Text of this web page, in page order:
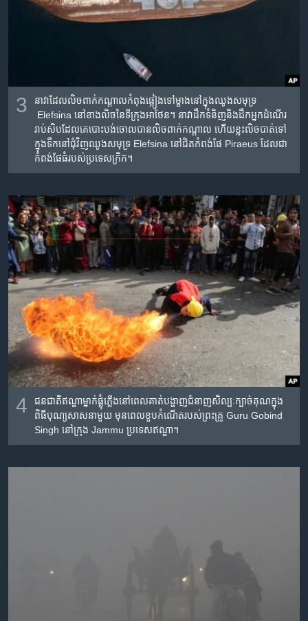
3
នាវា​ដែល​លិច​ពាក់​កណ្ដាល​កំពុង​ផ្អៀង​ទៅម្ខាង​នៅ​ក្នុង​ឈូង​សមុទ្រ​
Elefsina នៅខាង​លិច​នៃ​ទីក្រុង​អាថែន។ នាវា​ដឹក​ទំនិញ​និង​​ដឹក​អ្នក​ដំណើរ​
រាប់​សិប​​ដែល​គេ​បោះ​បង់​ចោល​បាន​លិច​ពាក់​កណ្ដាល​ ហើយ​ខ្លះ​លិច​បាត់​ទៅ​
ក្នុង​ទឹក​នៅ​ជុំ​វិញ​ឈូង​សមុទ្រ Elefsina នៅ​ជិត​កំពង់​ផែ​ Piraeus ដែល​ជា​
កំពង់​ផែ​ធំ​របស់​ប្រទេស​ក្រិក។
4
ជន​ជាតិ​ឥណ្ឌា​ម្នាក់​ផ្លុំ​ភ្លើង​នៅ​ពេល​គាត់​បង្ហាញ​ជំនាញ​សិល្បៈ​ក្បាច់​គុណ​ក្នុង​
ពិធី​បុណ្យ​សាសនា​មួយ​ មុន​ពេល​ខួប​កំណើត​របស់​ព្រះ​គ្រូ Guru Gobind
Singh នៅ​ក្រុង Jammu ប្រទេស​ឥណ្ឌា។